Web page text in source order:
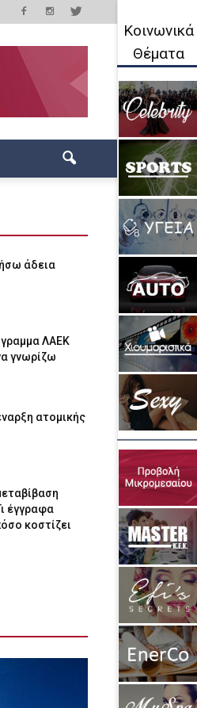
άδεια
ΛΑΕΚ
γνωρίζω
ατομικής
έγγραφα
κοστίζει
Κοινωνικά
Θέματα